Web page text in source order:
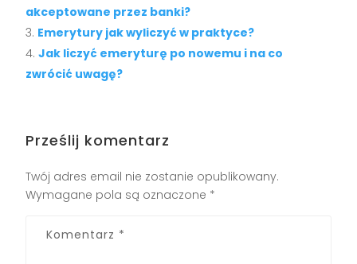
akceptowane przez banki?
Emerytury jak wyliczyć w praktyce?
Jak liczyć emeryturę po nowemu i na co
zwrócić uwagę?
Prześlij komentarz
Twój adres email nie zostanie opublikowany.
Wymagane pola są oznaczone *